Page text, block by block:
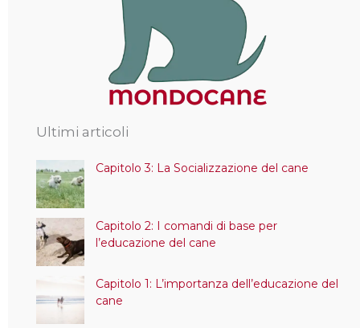
Ultimi articoli
Capitolo 3: La Socializzazione del cane
Capitolo 2: I comandi di base per
l’educazione del cane
Capitolo 1: L’importanza dell’educazione del
cane